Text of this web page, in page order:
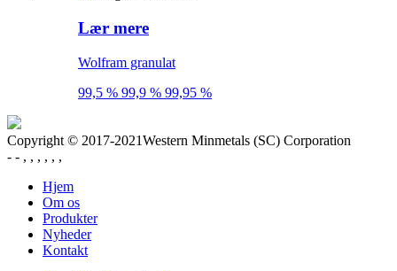
Lær mere
Wolfram granulat
99,5 % 99,9 % 99,95 %
Copyright © 2017-2021Western Minmetals (SC) Corporation
- - , , , , , ,
Hjem
Om os
Produkter
Nyheder
Kontakt